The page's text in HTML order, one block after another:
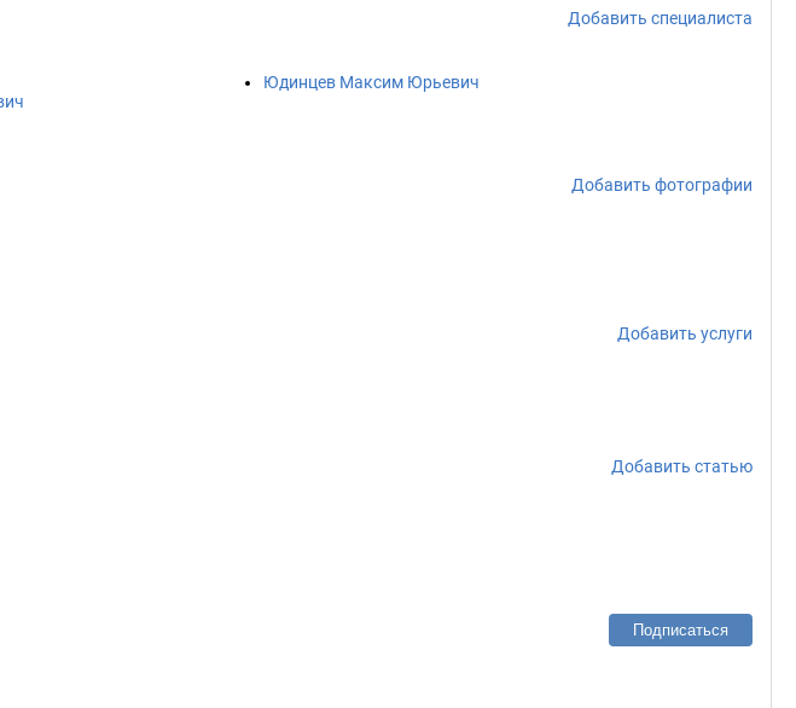
Добавить специалиста
Юдинцев Максим Юрьевич
Добавить фотографии
Добавить услуги
Добавить статью
Подписаться